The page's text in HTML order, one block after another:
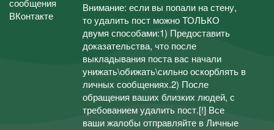
Внимание: если вы попали на стену,
то удалить пост можно ТОЛЬКО
двумя способами:1) Предоставить
доказательства, что после
выкладывания поста вас начали
унижать\обижать\сильно оскорблять в
личных сообщениях.2) После
обращения ваших близких людей, с
требованием удалить пост.[!] Все
ваши жалобы отправляйте в Личные